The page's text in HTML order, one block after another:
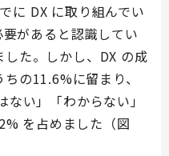
に DX に取り組んでい
があると認識してい
た。しかし、DX の成
の11.6%に留まり、
い」「わからない」
を占めました（図